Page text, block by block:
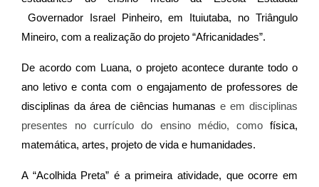
Governador Israel Pinheiro, em Ituiutaba, no Triângulo
Mineiro, com a realização do projeto “Africanidades”.
De acordo com Luana, o projeto acontece durante todo o
ano letivo e conta com o engajamento de professores de
disciplinas da área de ciências humanase em disciplinas
presentes no currículo do ensino médio, comofísica,
matemática, artes, projeto de vida e humanidades.
A “Acolhida Preta” é a primeira atividade, que ocorre em